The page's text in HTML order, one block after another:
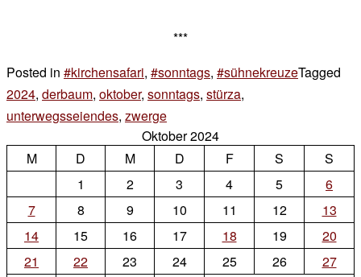
***
Posted in #kirchensafari, #sonntags, #sühnekreuzeTagged
2024, derbaum, oktober, sonntags, stürza,
unterwegsseiendes, zwerge
zu
sonntags
oder
von
den
zwergen
Oktober 2024
M
D M D F S
S
1
2 3 4 5
6
7
8 9 10 11 12
13
14
15 16 17 18 19
20
21
22 23 24 25 26
27